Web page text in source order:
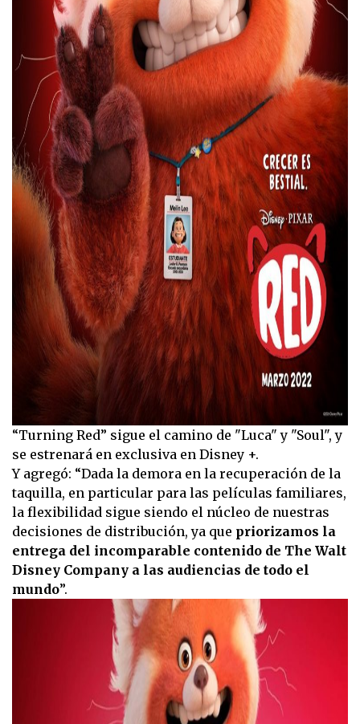
“Turning Red” sigue el camino de "Luca" y "Soul", y
se estrenará en exclusiva en Disney +.
Y agregó: “Dada la demora en la recuperación de la
taquilla, en particular para las películas familiares,
la flexibilidad sigue siendo el núcleo de nuestras
decisiones de distribución, ya que priorizamos la
entrega del incomparable contenido de The Walt
Disney Company a las audiencias de todo el
mundo”.